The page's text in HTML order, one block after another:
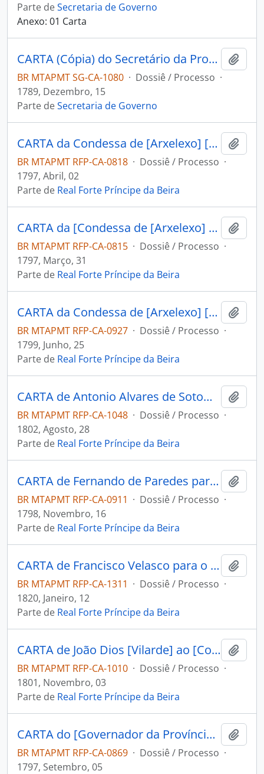
Parte deSecretaria de Governo
Anexo: 01 Carta
CARTA (Cópia) do Secretário da Província de Mochos Fernando Paredes à [...].
BR MTAPMT SG-CA-1080 · Dossiê / Processo ·
1789, Dezembro, 15
Parte deSecretaria de Governo
CARTA da Condessa de [Arxelexo] [D. Maria Rosa...] ao Capitão Engenheiro e Comandante do Forte Príncipe da Beira José Pinheiro de Lacerda.
BR MTAPMT RFP-CA-0818 · Dossiê / Processo ·
1797, Abril, 02
Parte de Real Forte Príncipe da Beira
CARTA da [Condessa de [Arxelexo] D. Maria Rosa ao Capitão Engenheiro e Comandante do Forte Príncipe da Beira José Pinheiro de Lacerda.
BR MTAPMT RFP-CA-0815 · Dossiê / Processo ·
1797, Março, 31
Parte de Real Forte Príncipe da Beira
CARTA da Condessa de [Arxelexo] [D. Maria Rosa] ao [Comandante do Forte Príncipe da Beira] Joseph Manoel Cardoso da Cunha.
BR MTAPMT RFP-CA-0927 · Dossiê / Processo ·
1799, Junho, 25
Parte de Real Forte Príncipe da Beira
CARTA de Antonio Alvares de Sotomayor ao [Sargento Mor Comandante do Forte Príncipe da Beira] Joseph Manoel Cardozo da Cunha.
BR MTAPMT RFP-CA-1048 · Dossiê / Processo ·
1802, Agosto, 28
Parte de Real Forte Príncipe da Beira
CARTA de Fernando de Paredes para o [Comandante do Forte Príncipe da Beira] José Manoel Cardoso da Cunha.
BR MTAPMT RFP-CA-0911 · Dossiê / Processo ·
1798, Novembro, 16
Parte de Real Forte Príncipe da Beira
CARTA de Francisco Velasco para o [Capitão Comandante Geral do Forte Príncipe da Beira] Antônio Pinto da Fonseca.
BR MTAPMT RFP-CA-1311 · Dossiê / Processo ·
1820, Janeiro, 12
Parte de Real Forte Príncipe da Beira
CARTA de João Dios [Vilarde] ao [Comandante do Forte Príncipe da Beira] Joseph Manoel Cardoso da Cunha.
BR MTAPMT RFP-CA-1010 · Dossiê / Processo ·
1801, Novembro, 03
Parte de Real Forte Príncipe da Beira
CARTA do [Governador da Província de Mochos] Miguel Zamora Ferviño Nassare Manrique de Lara ao Comandante do Forte Príncipe da Beira [José Manoel Cardoso da Cunha].
BR MTAPMT RFP-CA-0869 · Dossiê / Processo ·
1797, Setembro, 05